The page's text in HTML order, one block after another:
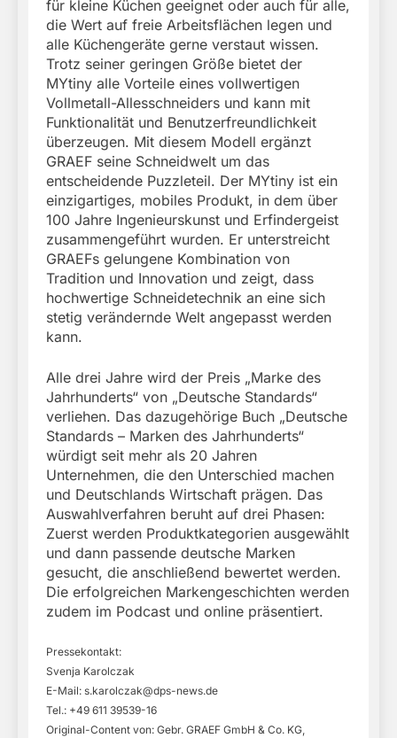
für kleine Küchen geeignet oder auch für alle,
die Wert auf freie Arbeitsflächen legen und
alle Küchengeräte gerne verstaut wissen.
Trotz seiner geringen Größe bietet der
MYtiny alle Vorteile eines vollwertigen
Vollmetall-Allesschneiders und kann mit
Funktionalität und Benutzerfreundlichkeit
überzeugen. Mit diesem Modell ergänzt
GRAEF seine Schneidwelt um das
entscheidende Puzzleteil. Der MYtiny ist ein
einzigartiges, mobiles Produkt, in dem über
100 Jahre Ingenieurskunst und Erfindergeist
zusammengeführt wurden. Er unterstreicht
GRAEFs gelungene Kombination von
Tradition und Innovation und zeigt, dass
hochwertige Schneidetechnik an eine sich
stetig verändernde Welt angepasst werden
kann.
Alle drei Jahre wird der Preis „Marke des
Jahrhunderts“ von „Deutsche Standards“
verliehen. Das dazugehörige Buch „Deutsche
Standards – Marken des Jahrhunderts“
würdigt seit mehr als 20 Jahren
Unternehmen, die den Unterschied machen
und Deutschlands Wirtschaft prägen. Das
Auswahlverfahren beruht auf drei Phasen:
Zuerst werden Produktkategorien ausgewählt
und dann passende deutsche Marken
gesucht, die anschließend bewertet werden.
Die erfolgreichen Markengeschichten werden
zudem im Podcast und online präsentiert.
Pressekontakt:
Svenja Karolczak
E-Mail: s.karolczak@dps-news.de
Tel.: +49 611 39539-16
Original-Content von: Gebr. GRAEF GmbH & Co. KG,